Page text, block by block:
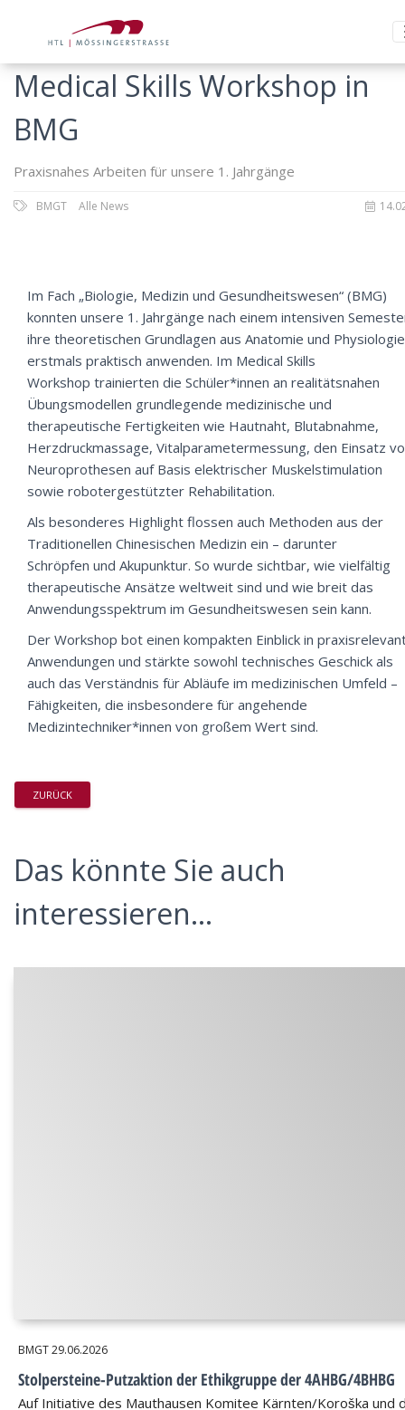
Medical Skills Workshop in
BMG
Praxisnahes Arbeiten für unsere 1. Jahrgänge
BMGT Alle News
Im Fach „Biologie, Medizin und Gesundheitswesen“ (BMG)
konnten unsere 1. Jahrgänge nach einem intensiven
ihre theoretischen Grundlagen aus Anatomie und Physiologie
erstmals praktisch anwenden. Im Medical Skills
Workshop trainierten die Schüler*innen an realitätsnahen
Übungsmodellen grundlegende medizinische und
therapeutische Fertigkeiten wie Hautnaht, Blutabnahme,
Herzdruckmassage, Vitalparametermessung, den Einsatz
Neuroprothesen auf Basis elektrischer Muskelstimulation
sowie robotergestützter Rehabilitation.
Als besonderes Highlight flossen auch Methoden aus der
Traditionellen Chinesischen Medizin ein – darunter
Schröpfen und Akupunktur. So wurde sichtbar, wie vielfältig
therapeutische Ansätze weltweit sind und wie breit das
Anwendungsspektrum im Gesundheitswesen sein kann.
Der Workshop bot einen kompakten Einblick in
Anwendungen und stärkte sowohl technisches Geschick als
auch das Verständnis für Abläufe im medizinischen Umfeld –
Fähigkeiten, die insbesondere für angehende
Medizintechniker*innen von großem Wert sind.
ZURÜCK
Das könnte Sie auch
interessieren...
BMGT29.06.2026
Stolpersteine-Putzaktion der Ethikgruppe der 4AHBG/4BHBG
Auf Initiative des Mauthausen Komitee Kärnten/Koroška und